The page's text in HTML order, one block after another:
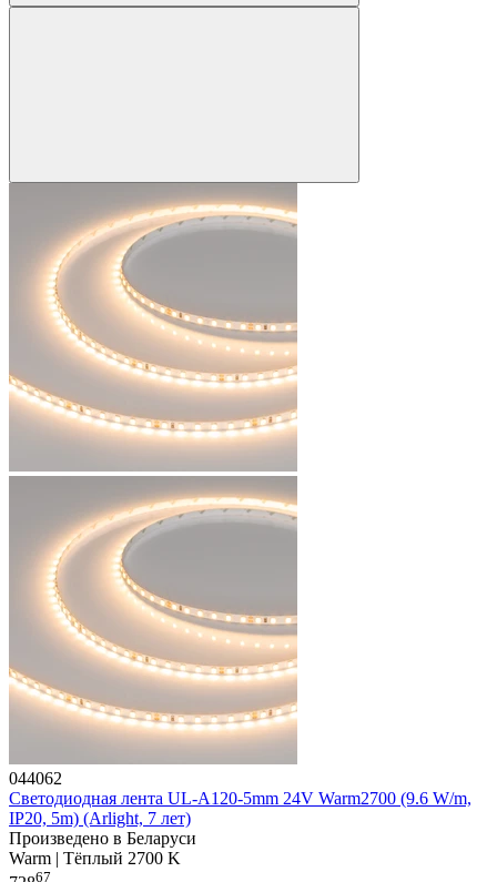
044062
Светодиодная лента UL-A120-5mm 24V Warm2700 (9.6 W/m,
IP20, 5m) (Arlight, 7 лет)
Произведено в Беларуси
Warm | Тёплый 2700 K
67